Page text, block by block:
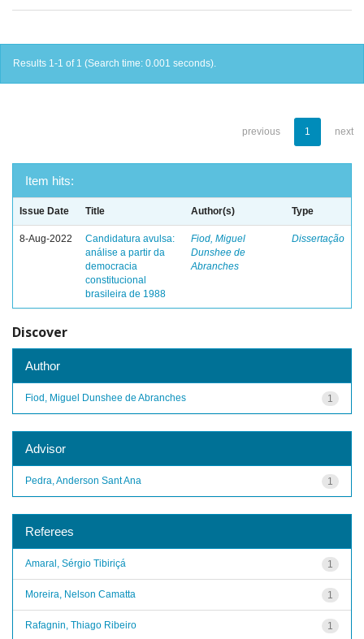
Results 1-1 of 1 (Search time: 0.001 seconds).
previous 1 next
Item hits:
Issue Date Title Author(s) Type
8-Aug-2022
Candidatura avulsa:
análise a partir da
democracia
constitucional
brasileira de 1988
Fiod, Miguel
Dunshee de
Abranches
Dissertação
Discover
Author
1
Fiod, Miguel Dunshee de Abranches
Advisor
1
Pedra, Anderson Sant Ana
Referees
1
Amaral, Sérgio Tibiriçá
1
Moreira, Nelson Camatta
1
Rafagnin, Thiago Ribeiro